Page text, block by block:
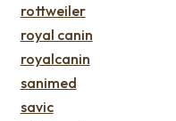
rottweiler
royal canin
royalcanin
sanimed
savic